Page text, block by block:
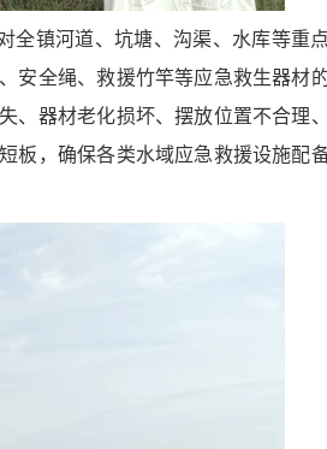
全镇河道、坑塘、沟渠、水库等重
安全绳、救援竹竿等应急救生器材
、器材老化损坏、摆放位置不合理
板，确保各类水域应急救援设施配